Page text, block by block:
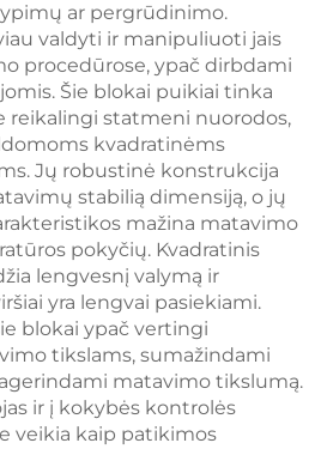
ar pergrūdinimo.
valdyti ir manipuliuoti jais
procedūrose, ypač dirbdami
Šie blokai puikiai tinka
reikalingi statmeni nuorodos,
kvadratinėms
Jų robustinė konstrukcija
stabilią dimensiją, o jų
mažina matavimo
pokyčių. Kvadratinis
lengvesnį valymą ir
yra lengvai pasiekiami.
blokai ypač vertingi
tikslams, sumažindami
matavimo tikslumą.
ir į kokybės kontrolės
veikia kaip patikimos